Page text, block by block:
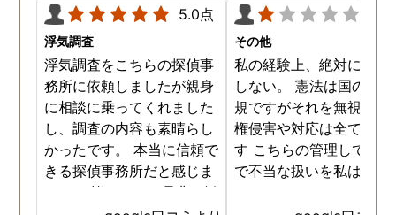
と非常におすすめです。
貞の証拠をつかむことが
ールではなく、親権をと
ことがゴールという中で
弁護士さんとも連携して
様々なアドバイスをいた
き、無事親権を獲得する
とができました。 本当
りがとうございました！
5.0点
浮気調査
浮気調査をこちらの探偵事
務所に依頼しましたが親身
に相談に乗ってくれました
し、調査の内容も素晴らし
かったです。 本当に信頼で
きる探偵事務所だと感じま
した。 皆さんにも是非お勧
その他
私の経験上、絶対にお勧
しない。 憲法は国の最
規ですがそれを無視した
権侵害や対応は全て違法
す こちらの管理してい
で不当な扱いを私は受け